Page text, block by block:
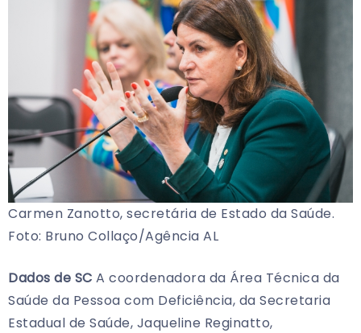
Carmen Zanotto, secretária de Estado da Saúde.
Foto: Bruno Collaço/Agência AL
Dados de SC A coordenadora da Área Técnica da
Saúde da Pessoa com Deficiência, da Secretaria
Estadual de Saúde, Jaqueline Reginatto,